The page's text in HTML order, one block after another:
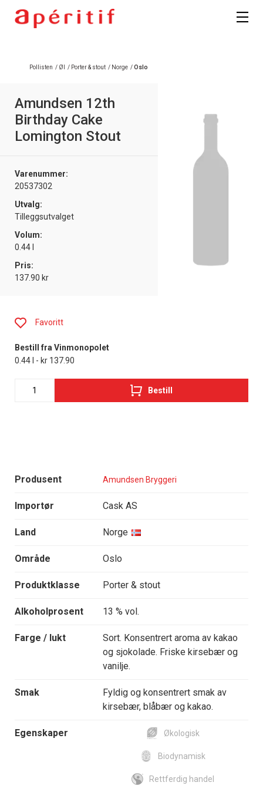
Pollisten / Øl / Porter & stout / Norge /Oslo
Amundsen 12th
Birthday Cake
Lomington Stout
Varenummer:
20537302
Utvalg:
Tilleggsutvalget
Volum:
0.44 l
Pris:
137.90 kr
Produsent Amundsen Bryggeri
Importør Cask AS
Land Norge
Område Oslo
Produktklasse Porter & stout
Alkoholprosent 13 % vol.
Farge / lukt
Sort. Konsentrert aroma av kakao
og sjokolade. Friske kirsebær og
vanilje.
Smak
Fyldig og konsentrert smak av
kirsebær, blåbær og kakao.
Egenskaper Økologisk
Biodynamisk
Rettferdig handel
Favoritt
Bestill fra Vinmonopolet
0.44 l - kr 137.90
Bestill